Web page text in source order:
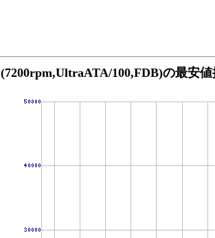
(7200rpm,UltraATA/100,FDB)の最安